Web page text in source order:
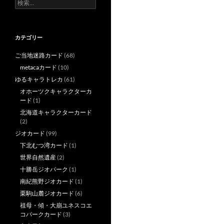
索:
カテゴリー
ご当地迷路カード (68)
metacaカード (10)
ゆるキャラトレカ (61)
オホーツクキャラクターカ
ード (1)
北海道キャラクターカード
(2)
ジオカード (99)
下北むつ湾カード (1)
世界自然遺産(2)
十勝岳ジオパーク (1)
南紀熊野ジオカード (1)
栗駒山麓ジオカード (6)
祖母・傾・大崩ユネスコエ
コパークカード (3)